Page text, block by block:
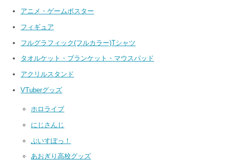
アニメ・ゲームポスター
フィギュア
フルグラフィック(フルカラー)Tシャツ
タオルケット・ブランケット・マウスパッド
アクリルスタンド
VTuberグッズ
ホロライブ
にじさんじ
ぶいすぽっ！
あおぎり高校グッズ